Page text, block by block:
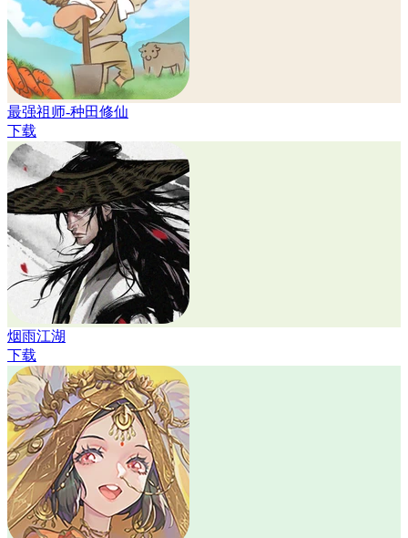
最强祖师-种田修仙
下载
烟雨江湖
下载